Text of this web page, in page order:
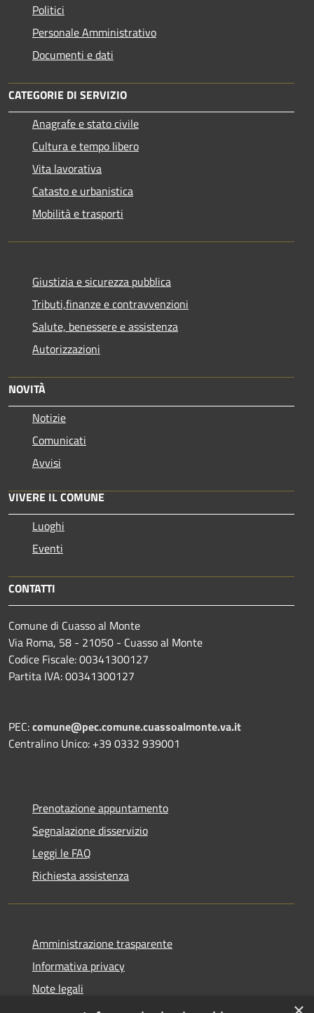
Politici
Personale Amministrativo
Documenti e dati
CATEGORIE DI SERVIZIO
Anagrafe e stato civile
Cultura e tempo libero
Vita lavorativa
Catasto e urbanistica
Mobilità e trasporti
Giustizia e sicurezza pubblica
Tributi,finanze e contravvenzioni
Salute, benessere e assistenza
Autorizzazioni
NOVITÀ
Notizie
Comunicati
Avvisi
VIVERE IL COMUNE
Luoghi
Eventi
CONTATTI
Comune di Cuasso al Monte
Via Roma, 58 - 21050 - Cuasso al Monte
Codice Fiscale: 00341300127
Partita IVA: 00341300127
PEC:comune@pec.comune.cuassoalmonte.va.it
Centralino Unico: +39 0332 939001
Prenotazione appuntamento
Segnalazione disservizio
Leggi le FAQ
Richiesta assistenza
Amministrazione trasparente
Informativa privacy
Note legali